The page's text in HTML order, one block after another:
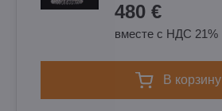
480 €
вместе с НДС 21%
в корзину